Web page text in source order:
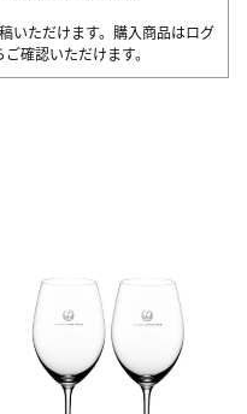
いただけます。購入商品はログ
ご確認いただけます。